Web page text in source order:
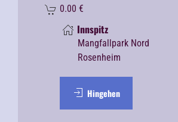
0.00 €
Innspitz
Mangfallpark Nord
Rosenheim
Hingehen